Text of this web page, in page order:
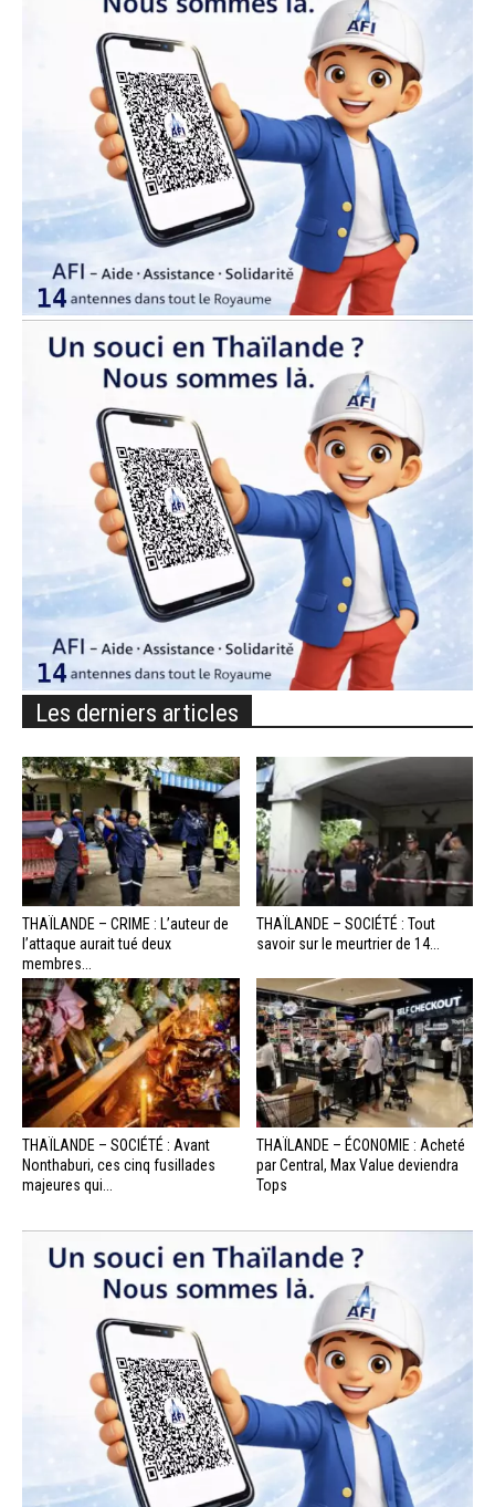
Les derniers articles
THAÏLANDE – CRIME : L’auteur de
l’attaque aurait tué deux
membres...
THAÏLANDE – SOCIÉTÉ : Tout
savoir sur le meurtrier de 14...
THAÏLANDE – SOCIÉTÉ : Avant
Nonthaburi, ces cinq fusillades
majeures qui...
THAÏLANDE – ÉCONOMIE : Acheté
par Central, Max Value deviendra
Tops